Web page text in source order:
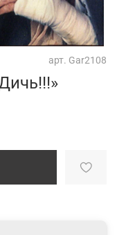
арт. Gar2108